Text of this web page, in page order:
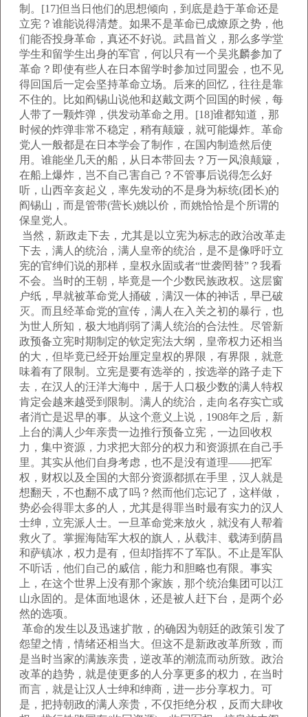
制。[17]但当日他们的思想倾向，到底是趋于革命还是
立宪？谁能说得清楚。如果不是革命已成燎原之势，他
们能否投身革命，真还不好说。武昌首义，那么多学堂
学生和留学生出身的军官，何以只有一个吴兆麟参加了
革命？即使有些人在日本留学时参加过同盟会，也不见
得回国后一定会坚持革命立场。后来的回忆，往往是靠
不住的。比如阎锡山说他和赵戴文两个回国的时候，每
人带了一颗炸弹，供发动革命之用。[18]谁都知道，那
时候的炸弹非常不稳定，稍有颠簸，就可能爆炸。革命
党人一般都是在日本学会了制作，在国内制造然后使
用。谁能坐几天的船，从日本带回去？万一风浪颠簸，
在船上爆炸，岂不自己害自己？不管事后说得怎么好
听，山西辛亥起义，率先发动的不是身为标统(团长)的
阎锡山，而是管带(营长)姚以价，而姚恰恰是个所谓的
保皇党人。
当然，新政走下去，尤其是以立宪为标志的政治改革走
下去，满人的统治，满人皇帝的统治，是不是像呼吁立
宪的官绅们说的那样，皇权永固或者“世袭罔替”？我看
不会。当时的王朝，毕竟是一个少数民族政权。这层窗
户纸，早就被革命党人捅破，满汉一体的神话，早已破
灭。而且经革命党的宣传，满人在入关之初的暴行，也
为世人所知，极大地削弱了满人统治的合法性。尽管新
政预备立宪时期制定的钦定宪法大纲，皇帝权力还相当
的大，但毕竟已经开始厘定皇权的界限，有界限，就意
味着有了限制。立宪是要有选举的，按选举的路子走下
去，在汉人的汪洋大海中，居于人口极少数的满人特权
肯定会越来越受到限制。满人的统治，走向名存实亡或
者消亡是迟早的事。从这个意义上说，1908年之后，新
上台的满人少年亲贵一边推行预备立宪，一边回收权
力，集中资源，力求把大部分的权力和资源抓在自己手
里。其实从他们自身考虑，也不是没有道理——把军
权，财权以及全国的大部分资源都抓在手里，汉人就是
想翻天，不也翻不成了吗？然而他们忘记了，这样做，
势必会得罪太多的人，尤其是得罪当时最有实力的汉人
士绅，立宪派人士。一旦革命党来放火，就没有人帮着
救火了。掌握海陆军大权的旗人，从载沣、载涛到荫昌
和萨镇冰，权力是有，但却指挥不了军队。不止是军队
不听话，他们自己的威信，能力和胆略也有限。事实
上，在这个世界上没有那个家族，那个统治集团可以江
山永固的。是体面地退休，还是被人赶下台，是两个必
然的选项。
革命的发生以及迅速扩散，的确因为朝廷的政策引发了
怨望之情，情绪还相当大。但这不是新政改革所致，而
是当时当家的满族亲贵，逆改革的潮流而动所致。政治
改革的趋势，就是使更多的人分享更多的权力，在当时
而言，就是让汉人士绅和绅商，进一步分享权力。可
是，把持朝政的满人亲贵，不仅拒绝分权，反而大肆收